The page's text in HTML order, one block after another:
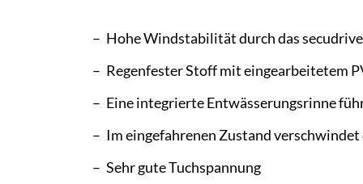
Hohe Windstabilität durch das
Regenfester Stoff mit eingearbeitetem
Eine integrierte Entwässerungsrinne
Im eingefahrenen Zustand verschwindet
Sehr gute Tuchspannung